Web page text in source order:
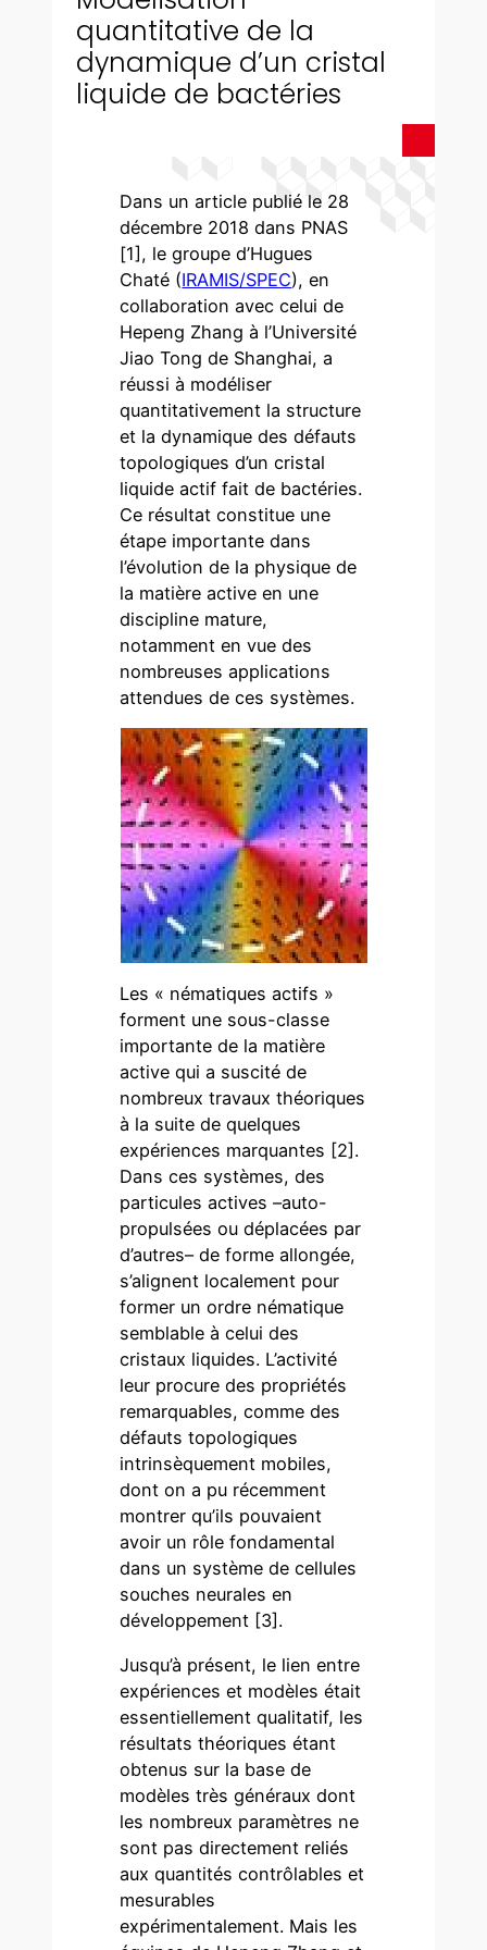
quantitative de la
dynamique d’un cristal
liquide de bactéries
Dans un article publié le 28
décembre 2018 dans PNAS
[1], le groupe d’Hugues
Chaté (IRAMIS/SPEC), en
collaboration avec celui de
Hepeng Zhang à l’Université
Jiao Tong de Shanghai, a
réussi à modéliser
quantitativement la structure
et la dynamique des défauts
topologiques d’un cristal
liquide actif fait de bactéries.
Ce résultat constitue une
étape importante dans
l’évolution de la physique de
la matière active en une
discipline mature,
notamment en vue des
nombreuses applications
attendues de ces systèmes.
Les « nématiques actifs »
forment une sous-classe
importante de la matière
active qui a suscité de
nombreux travaux théoriques
à la suite de quelques
expériences marquantes [2].
Dans ces systèmes, des
particules actives –auto-
propulsées ou déplacées par
d’autres– de forme allongée,
s’alignent localement pour
former un ordre nématique
semblable à celui des
cristaux liquides. L’activité
leur procure des propriétés
remarquables, comme des
défauts topologiques
intrinsèquement mobiles,
dont on a pu récemment
montrer qu’ils pouvaient
avoir un rôle fondamental
dans un système de cellules
souches neurales en
développement [3].
Jusqu’à présent, le lien entre
expériences et modèles était
essentiellement qualitatif, les
résultats théoriques étant
obtenus sur la base de
modèles très généraux dont
les nombreux paramètres ne
sont pas directement reliés
aux quantités contrôlables et
mesurables
expérimentalement. Mais les